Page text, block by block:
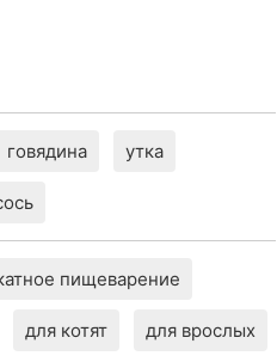
говядина утка
пищеварение
для котят для врослых